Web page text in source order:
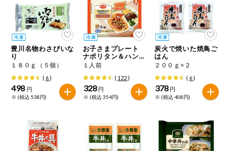
ズ関連
サプリメン
ト・栄養補助
食品
応
エシカル
推しコープ
豊川名物わさびいな
り
１８０ｇ（５個）
( 6)
498 円
※ (税込 538円)
お子さまプレート
ナポリタン＆ハンバ
ーグセット
１人前
( 122)
328 円
※ (税込 354円)
炭火で焼いた焼鳥ご
はん
２００ｇ×２
( 6)
378 円
※ (税込 408円)